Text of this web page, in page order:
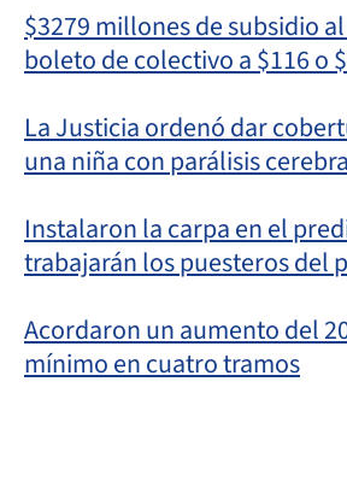
$3279 millones de subsidio
boleto de colectivo a $116 o
La Justicia ordenó dar
una niña con parálisis
Instalaron la carpa en el
trabajarán los puesteros del
Acordaron un aumento del
mínimo en cuatro tramos